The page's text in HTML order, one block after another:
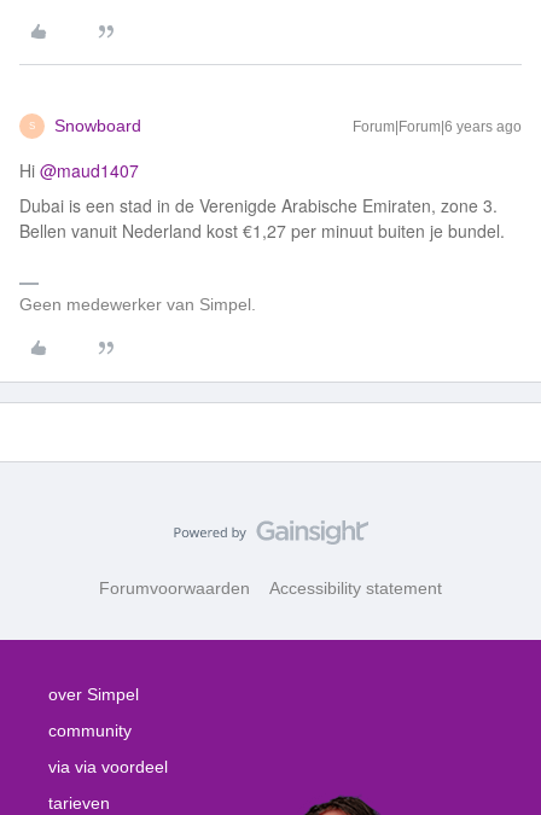
S Snowboard Forum|Forum|6 years ago
Hi @maud1407
Dubai is een stad in de Verenigde Arabische Emiraten, zone 3.
Bellen vanuit Nederland kost €1,27 per minuut buiten je bundel.
Geen medewerker van Simpel.
Forumvoorwaarden Accessibility statement
over Simpel
community
via via voordeel
tarieven